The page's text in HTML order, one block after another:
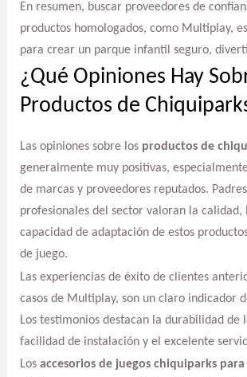
En resumen, buscar proveedores de
productos homologados, como Multiplay,
para crear un parque infantil seguro,
¿Qué Opiniones Hay
Productos de
Las opiniones sobre los productos de
generalmente muy positivas,
de marcas y proveedores reputados.
profesionales del sector valoran la calidad,
capacidad de adaptación de estos
de juego.
Las experiencias de éxito de clientes
casos de Multiplay, son un claro indicador
Los testimonios destacan la durabilidad de
facilidad de instalación y el excelente
Los accesorios de juegos chiquiparks